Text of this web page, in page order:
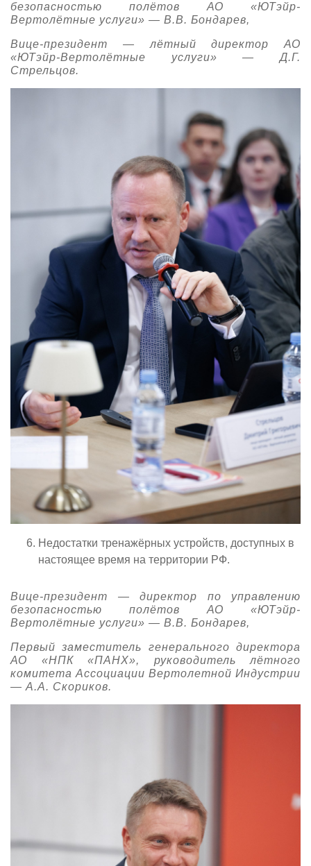
безопасностью полётов АО «ЮТэйр-
Вертолётные услуги» — В.В. Бондарев,
Вице-президент — лётный директор АО
«ЮТэйр-Вертолётные услуги» — Д.Г.
Стрельцов.
Недостатки тренажёрных устройств, доступных в
настоящее время на территории РФ.
Вице-президент — директор по управлению
безопасностью полётов АО «ЮТэйр-
Вертолётные услуги» — В.В. Бондарев,
Первый заместитель генерального директора
АО «НПК «ПАНХ», руководитель лётного
комитета Ассоциации Вертолетной Индустрии
— А.А. Скориков.